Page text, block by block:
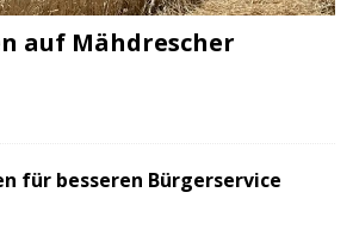
auf Mähdrescher
für besseren Bürgerservice